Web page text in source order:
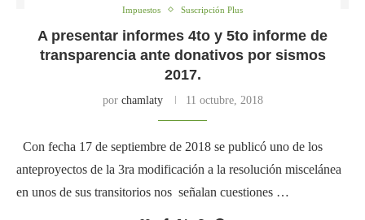
Impuestos Suscripción Plus
A presentar informes 4to y 5to informe de
transparencia ante donativos por sismos
2017.
por chamlaty 11 octubre, 2018
Con fecha 17 de septiembre de 2018 se publicó uno de los
anteproyectos de la 3ra modificación a la resolución miscelánea
en unos de sus transitorios nos señalan cuestiones …